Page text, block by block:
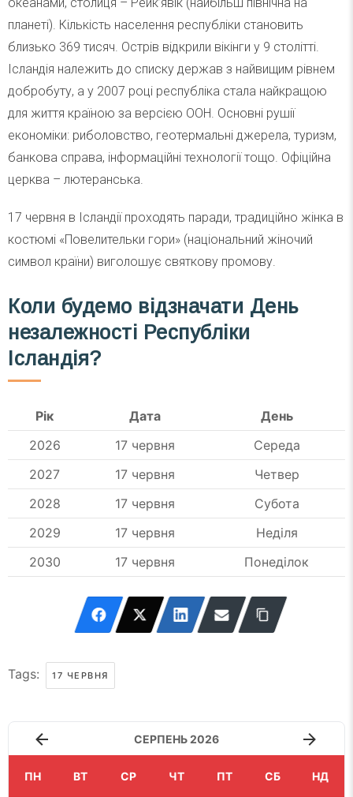
планеті). Кількість населення республіки становить
близько 369 тисяч. Острів відкрили вікінги у 9 столітті.
Ісландія належить до списку держав з найвищим рівнем
добробуту, а у 2007 році республіка стала найкращою
для життя країною за версією ООН. Основні рушії
економіки: риболовство, геотермальні джерела, туризм,
банкова справа, інформаційні технології тощо. Офіційна
церква – лютеранська.
17 червня в Ісландії проходять паради, традиційно жінка в
костюмі «Повелительки гори» (національний жіночий
символ країни) виголошує святкову промову.
Коли будемо відзначати День
незалежності Республіки
Ісландія?
Рік Дата
День
2026
17 червня
Середа
2027
17 червня
Четвер
2028
17 червня
Субота
2029
17 червня
Неділя
2030
17 червня Понеділок
Tags: 17 ЧЕРВНЯ
СЕРПЕНЬ 2026
ПН ВТ СР ЧТ ПТ СБ НД